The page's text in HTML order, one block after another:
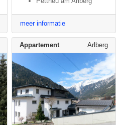
meer informatie
Appartement Arlberg